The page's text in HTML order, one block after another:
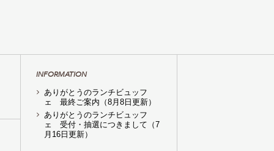
INFORMATION
ありがとうのランチビュッフ
ェ 最終ご案内（8月8日更新）
ありがとうのランチビュッフ
ェ 受付・抽選につきまして（7
月16日更新）